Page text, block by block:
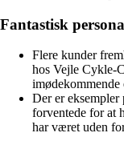
Fantastisk
Flere kunder
hos Vejle Cykle-
imødekommende
Der er eksempler
forventede for at
har været uden